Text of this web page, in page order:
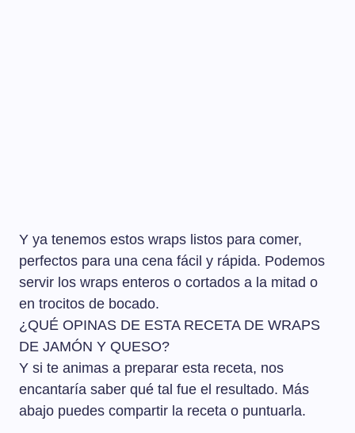
Y ya tenemos estos wraps listos para comer,
perfectos para una cena fácil y rápida. Podemos
servir los wraps enteros o cortados a la mitad o
en trocitos de bocado.
¿QUÉ OPINAS DE ESTA RECETA DE WRAPS
DE JAMÓN Y QUESO?
Y si te animas a preparar esta receta, nos
encantaría saber qué tal fue el resultado. Más
abajo puedes compartir la receta o puntuarla.